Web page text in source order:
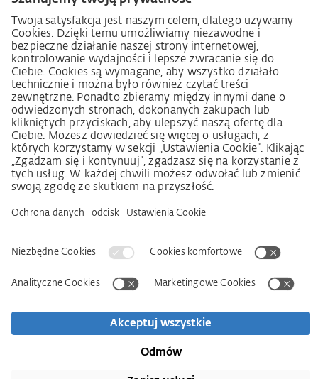
w łańcuchu dostaw (niem. LkSG)
Deklaracja zasad strategii w zakresie praw człowieka
Procedura składania skarg zgodnie z §§ 8, 9 ustawy o
należytej staranności w łańcuchu dostaw (niem. LkSG)
Imprint
OWS
Oświadczenie o ochronie danych osobowych
Informacja o realizowanej strategii podatkowej
Deklaracja dostępności
Kontakt
Wyszukiwarka partnerów